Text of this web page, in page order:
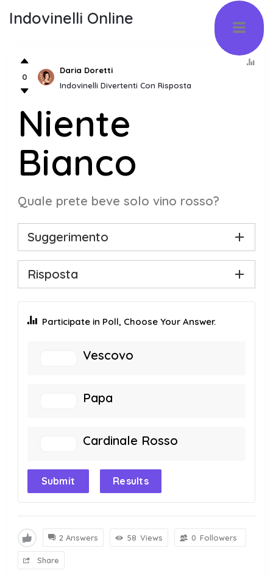
Indovinelli Online
0
Daria Doretti
Indovinelli Divertenti Con Risposta
Niente
Bianco
Quale prete beve solo vino rosso?
Suggerimento
Risposta
Participate in Poll, Choose Your Answer.
Vescovo
Papa
Cardinale Rosso
Submit Results
2 Answers 58 Views 0 Followers
Share